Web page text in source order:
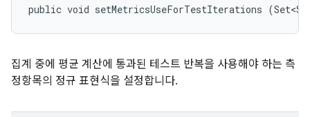
public void setMetricsUseForTestIterations
집계 중에 평균 계산에 통과된 테스트 반복을 사용해야 하는 측
정항목의 정규 표현식을 설정합니다.